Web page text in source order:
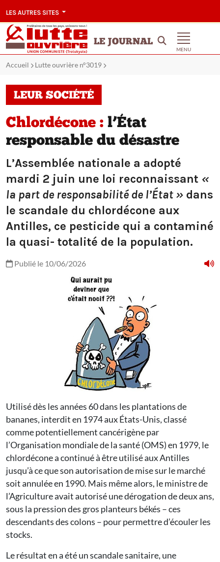
LES AUTRES SITES
LE JOURNAL
MENU
Accueil Lutte ouvrière n°3019
LEUR SOCIÉTÉ
Chlordécone : l’État
responsable du désastre
L’Assemblée nationale a adopté
mardi 2 juin une loi reconnaissant «
la part de responsabilité de l’État » dans
le scandale du chlordécone aux
Antilles, ce pesticide qui a contaminé
la quasi- totalité de la population.
Publié le 10/06/2026
Utilisé dès les années 60 dans les plantations de
bananes, interdit en 1974 aux États-Unis, classé
comme potentiellement cancérigène par
l’Organisation mondiale de la santé (OMS) en 1979, le
chlordécone a continué à être utilisé aux Antilles
jusqu’à ce que son autorisation de mise sur le marché
soit annulée en 1990. Mais même alors, le ministre de
l’Agriculture avait autorisé une dérogation de deux ans,
sous la pression des gros planteurs békés – ces
descendants des colons – pour permettre d’écouler les
stocks.
Le résultat en a été un scandale sanitaire, une